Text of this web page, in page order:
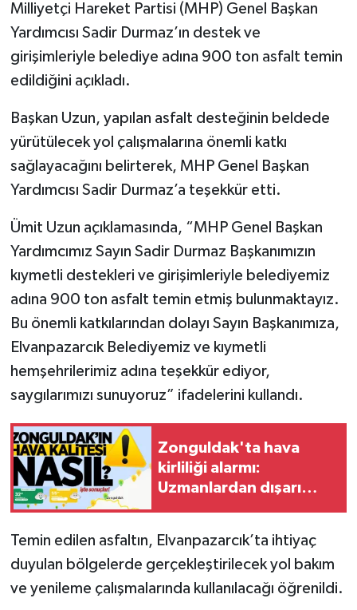
Milliyetçi Hareket Partisi (MHP) Genel Başkan
Yardımcısı Sadir Durmaz’ın destek ve
girişimleriyle belediye adına 900 ton asfalt temin
edildiğini açıkladı.
Başkan Uzun, yapılan asfalt desteğinin beldede
yürütülecek yol çalışmalarına önemli katkı
sağlayacağını belirterek, MHP Genel Başkan
Yardımcısı Sadir Durmaz’a teşekkür etti.
Ümit Uzun açıklamasında, “MHP Genel Başkan
Yardımcımız Sayın Sadir Durmaz Başkanımızın
kıymetli destekleri ve girişimleriyle belediyemiz
adına 900 ton asfalt temin etmiş bulunmaktayız.
Bu önemli katkılarından dolayı Sayın Başkanımıza,
Elvanpazarcık Belediyemiz ve kıymetli
hemşehrilerimiz adına teşekkür ediyor,
saygılarımızı sunuyoruz” ifadelerini kullandı.
Zonguldak'ta hava
kirliliği alarmı:
Uzmanlardan dışarı
Temin edilen asfaltın, Elvanpazarcık’ta ihtiyaç
duyulan bölgelerde gerçekleştirilecek yol bakım
ve yenileme çalışmalarında kullanılacağı öğrenildi.